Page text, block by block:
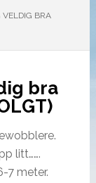
BRA
bra
litt…….
7 meter.